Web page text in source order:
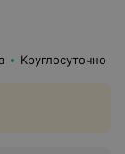
Круглосуточно